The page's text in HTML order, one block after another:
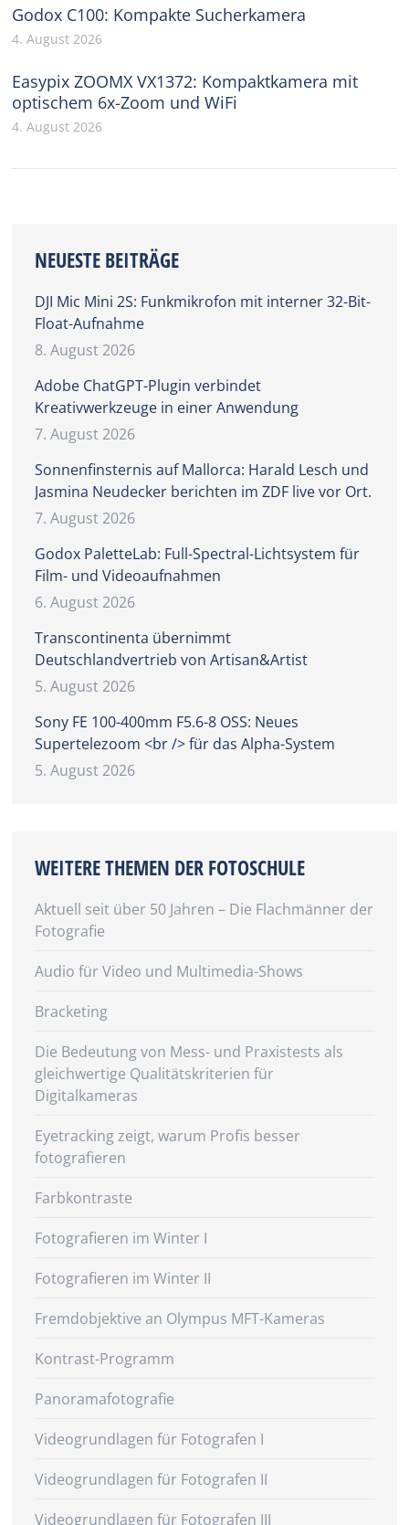
Godox C100: Kompakte Sucherkamera
4. August 2026
Easypix ZOOMX VX1372: Kompaktkamera mit
optischem 6x-Zoom und WiFi
4. August 2026
NEUESTE BEITRÄGE
DJI Mic Mini 2S: Funkmikrofon mit interner 32-Bit-
Float-Aufnahme
8. August 2026
Adobe ChatGPT-Plugin verbindet
Kreativwerkzeuge in einer Anwendung
7. August 2026
Sonnenfinsternis auf Mallorca: Harald Lesch und
Jasmina Neudecker berichten im ZDF live vor Ort.
7. August 2026
Godox PaletteLab: Full-Spectral-Lichtsystem für
Film- und Videoaufnahmen
6. August 2026
Transcontinenta übernimmt
Deutschlandvertrieb von Artisan&Artist
5. August 2026
Sony FE 100-400mm F5.6-8 OSS: Neues
Supertelezoom <br /> für das Alpha-System
5. August 2026
WEITERE THEMEN DER FOTOSCHULE
Aktuell seit über 50 Jahren – Die Flachmänner der
Fotografie
Audio für Video und Multimedia-Shows
Bracketing
Die Bedeutung von Mess- und Praxistests als
gleichwertige Qualitätskriterien für
Digitalkameras
Eyetracking zeigt, warum Profis besser
fotografieren
Farbkontraste
Fotografieren im Winter I
Fotografieren im Winter II
Fremdobjektive an Olympus MFT-Kameras
Kontrast-Programm
Panoramafotografie
Videogrundlagen für Fotografen I
Videogrundlagen für Fotografen II
Videogrundlagen für Fotografen III